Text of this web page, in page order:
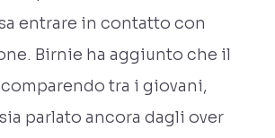
entrare in contatto con
Birnie ha aggiunto che il
tra i giovani,
parlato ancora dagli over